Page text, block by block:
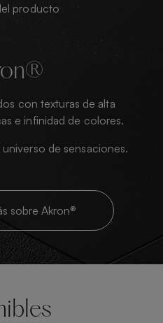
producto
con texturas de alta
e infinidad de colores.
de sensaciones.
sobre Akron®